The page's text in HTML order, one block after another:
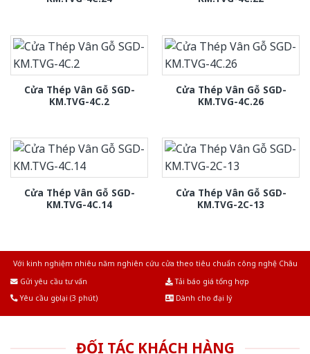
Cửa Thép Vân Gỗ SGD-
KM.TVG-4C.2
Cửa Thép Vân Gỗ SGD-
KM.TVG-4C.26
Cửa Thép Vân Gỗ SGD-
KM.TVG-4C.14
Cửa Thép Vân Gỗ SGD-
KM.TVG-2C-13
Với kinh nghiệm nhiêu năm nghiên cứu cửa theo tiêu chuẩn công nghệ Châu
Gửi yêu cầu tư vấn
Tải báo giá tổng hợp
Yêu cầu gọi lại (3 phút)
Dành cho đại lý
ĐỐI TÁC KHÁCH HÀNG